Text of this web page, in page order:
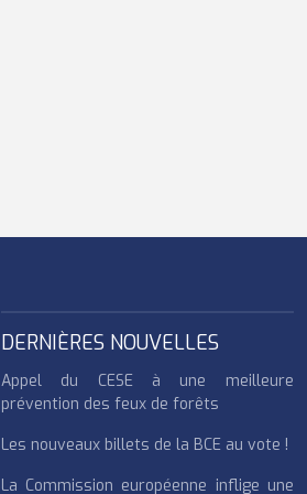
DERNIÈRES NOUVELLES
Appel du CESE à une meilleure
prévention des feux de forêts
Les nouveaux billets de la BCE au vote !
La Commission européenne inflige une